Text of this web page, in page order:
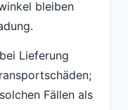
bleiben
Lieferung
Fällen als